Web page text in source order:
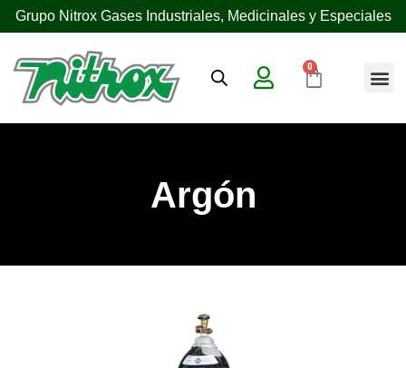
Grupo Nitrox Gases Industriales, Medicinales y Especiales
0
Argón